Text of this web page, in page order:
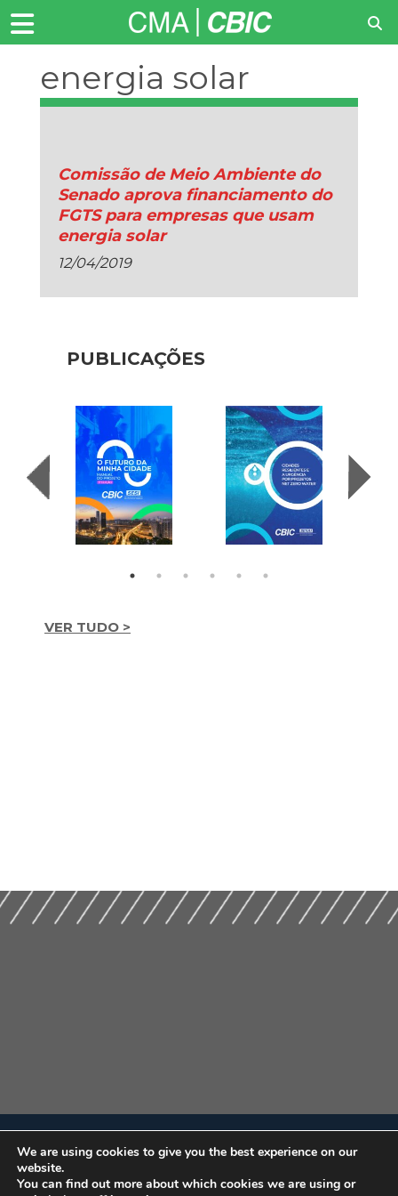
energia solar
fotovoltaica
Comissão de Meio Ambiente do
Senado aprova financiamento do
FGTS para empresas que usam
energia solar
12/04/2019
PUBLICAÇÕES
VER TUDO >
We are using cookies to give you the best experience on our
website.
You can find out more about which cookies we are using or